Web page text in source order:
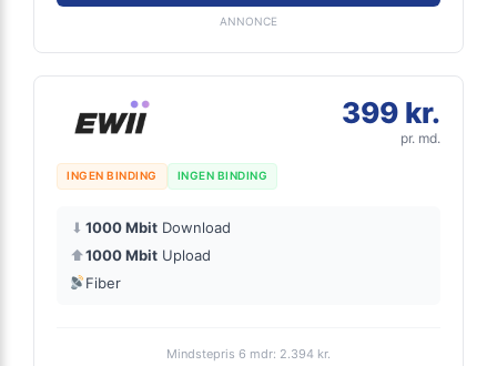
ANNONCE
399 kr.
pr. md.
INGEN BINDING INGEN BINDING
⬇ 1000 Mbit Download
⬆1000 Mbit Upload
Fiber
Mindstepris 6 mdr: 2.394 kr.